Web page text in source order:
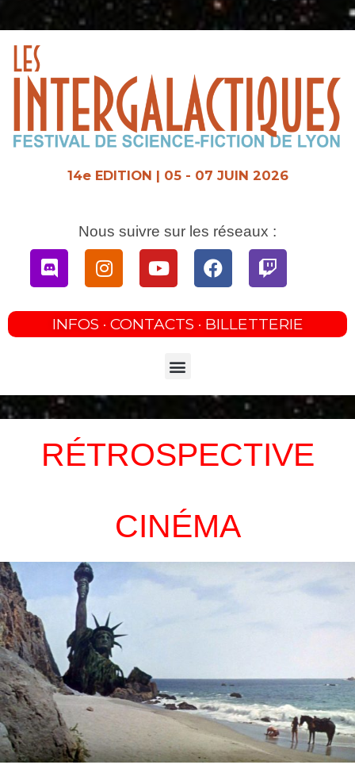
14e EDITION | 05 - 07 JUIN 2026
Nous suivre sur les réseaux :
DiscordInstagramYoutubeFacebookTwitch
INFOS · CONTACTS · BILLETTERIE
Menu
RÉTROSPECTIVE
CINÉMA